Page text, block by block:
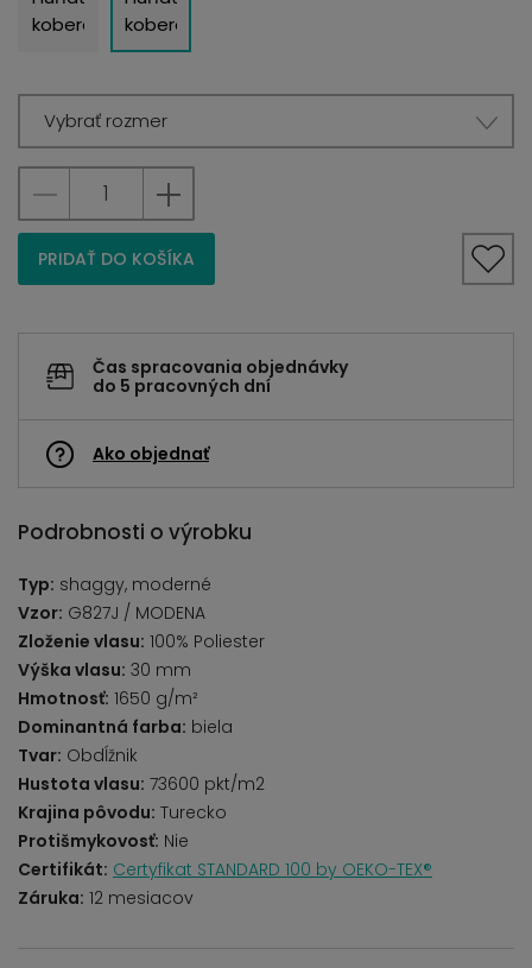
Vybrať rozmer
PRIDAŤ DO KOŠÍKA
Čas spracovania objednávky
do 5 pracovných dní
Ako objednať
Podrobnosti o výrobku
Typ: shaggy, moderné
Vzor: G827J / MODENA
Zloženie vlasu: 100% Poliester
Výška vlasu: 30 mm
Hmotnosť: 1650 g/m²
Dominantná farba: biela
Tvar: Obdĺžnik
Hustota vlasu: 73600 pkt/m2
Krajina pôvodu: Turecko
Protišmykovosť: Nie
Certifikát: Certyfikat STANDARD 100 by OEKO-TEX®
Záruka: 12 mesiacov